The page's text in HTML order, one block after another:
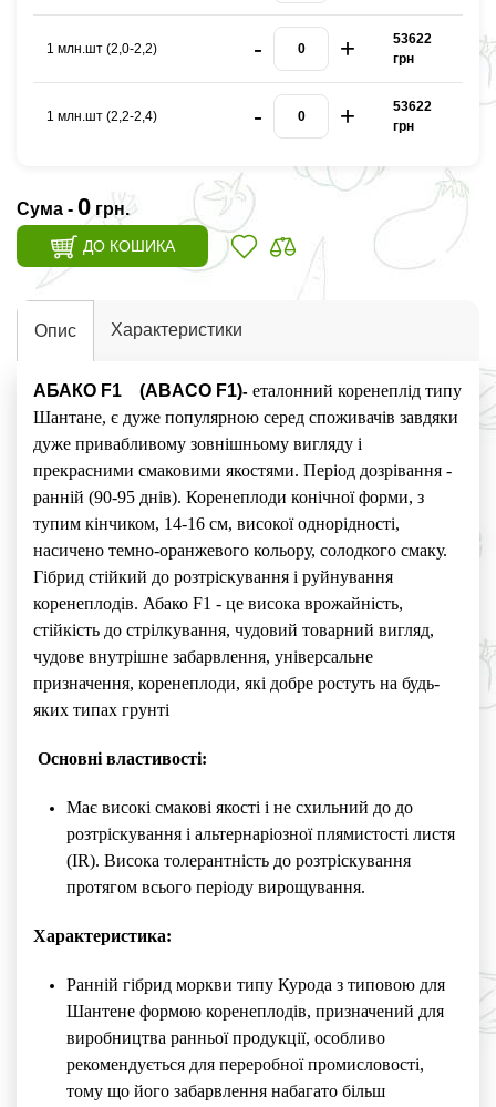
1 млн.шт (2,0-2,2) - +
53622
грн
1 млн.шт (2,2-2,4) - +
53622
грн
Сума - 0 грн.
ДО КОШИКА
Опис Характеристики
АБАКО F1 (ABACO F1)- еталонний коренеплід типу
Шантане, є дуже популярною серед споживачів завдяки
дуже привабливому зовнішньому вигляду і
прекрасними смаковими якостями. Період дозрівання -
ранній (90-95 днів). Коренеплоди конічної форми, з
тупим кінчиком, 14-16 см, високої однорідності,
насичено темно-оранжевого кольору, солодкого смаку.
Гібрид стійкий до розтріскування і руйнування
коренеплодів. Абако F1 - це висока врожайність,
стійкість до стрілкування, чудовий товарний вигляд,
чудове внутрішне забарвлення, універсальне
призначення, коренеплоди, які добре ростуть на будь-
яких типах грунті
Основні властивості:
Має високі смакові якості і не схильний до до
розтріскування і альтернаріозної плямистості листя
(IR). Висока толерантність до розтріскування
протягом всього періоду вирощування.
Характеристика:
Ранній гібрид моркви типу Курода з типовою для
Шантене формою коренеплодів, призначений для
виробництва ранньої продукції, особливо
рекомендується для переробної промисловості,
тому що його забарвлення набагато більш